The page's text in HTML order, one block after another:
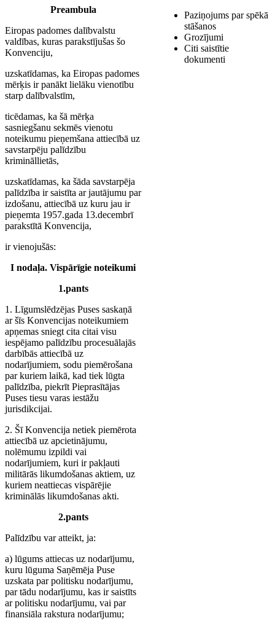
Preambula
Eiropas padomes dalībvalstu
valdības, kuras parakstījušas šo
Konvenciju,
uzskatīdamas, ka Eiropas padomes
mērķis ir panākt lielāku vienotību
starp dalībvalstīm,
ticēdamas, ka šā mērķa
sasniegšanu sekmēs vienotu
noteikumu pieņemšana attiecībā uz
savstarpēju palīdzību
krimināllietās,
uzskatīdamas, ka šāda savstarpēja
palīdzība ir saistīta ar jautājumu par
izdošanu, attiecībā uz kuru jau ir
pieņemta 1957.gada 13.decembrī
parakstītā Konvencija,
ir vienojušās:
I nodaļa. Vispārīgie noteikumi
1.pants
1. Līgumslēdzējas Puses saskaņā
ar šīs Konvencijas noteikumiem
apņemas sniegt cita citai visu
iespējamo palīdzību procesuālajās
darbībās attiecībā uz
nodarījumiem, sodu piemērošana
par kuriem laikā, kad tiek lūgta
palīdzība, piekrīt Pieprasītājas
Puses tiesu varas iestāžu
jurisdikcijai.
2. Šī Konvencija netiek piemērota
attiecībā uz apcietinājumu,
nolēmumu izpildi vai
nodarījumiem, kuri ir pakļauti
militārās likumdošanas aktiem, uz
kuriem neattiecas vispārējie
kriminālās likumdošanas akti.
2.pants
Palīdzību var atteikt, ja:
a) lūgums attiecas uz nodarījumu,
kuru lūguma Saņēmēja Puse
uzskata par politisku nodarījumu,
par tādu nodarījumu, kas ir saistīts
ar politisku nodarījumu, vai par
finansiāla rakstura nodarījumu;
Paziņojums par spēkā
stāšanos
Grozījumi
Citi saistītie
dokumenti